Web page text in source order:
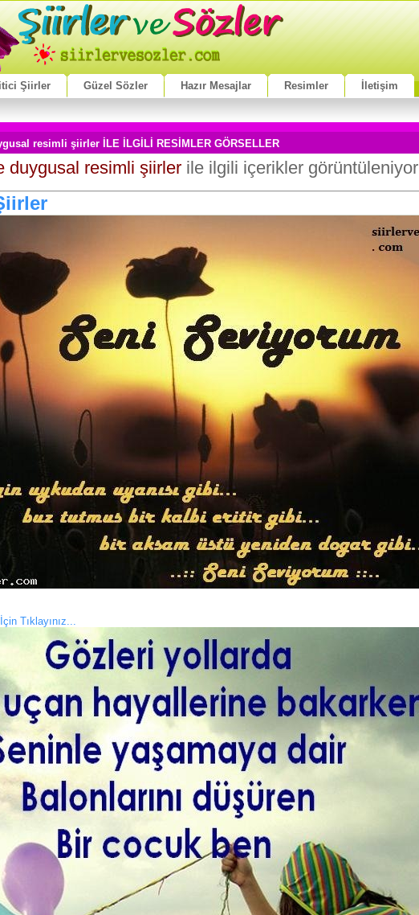
Şiirler Güzel Sözler Hazır Mesajlar Resimler İletişim
resimli şiirler İLE İLGİLİ RESİMLER GÖRSELLER
duygusal resimli şiirler ile ilgili içerikler görüntüleniyor
Tıklayınız...